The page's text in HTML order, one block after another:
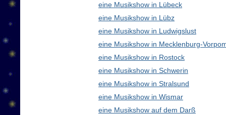
eine Musikshow in Lübeck
eine Musikshow in Lübz
eine Musikshow in Ludwigslust
eine Musikshow in Mecklenburg-
eine Musikshow in Rostock
eine Musikshow in Schwerin
eine Musikshow in Stralsund
eine Musikshow in Wismar
eine Musikshow auf dem Darß